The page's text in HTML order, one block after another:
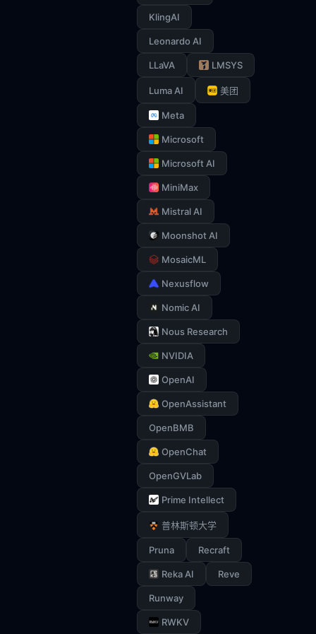
KlingAI
Leonardo AI
LLaVA LMSYS
Luma AI 美团
Meta
Microsoft
Microsoft AI
MiniMax
Mistral AI
Moonshot AI
MosaicML
Nexusflow
Nomic AI
Nous Research
NVIDIA
OpenAI
OpenAssistant
OpenBMB
OpenChat
OpenGVLab
Prime Intellect
普林斯顿大学
Pruna Recraft
Reka AI Reve
Runway
RWKV